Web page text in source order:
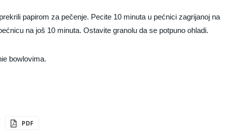
papirom za pečenje. Pecite 10 minuta u pećnici zagrijanoj na
na još 10 minuta. Ostavite granolu da se potpuno ohladi.
bowlovima.
PDF